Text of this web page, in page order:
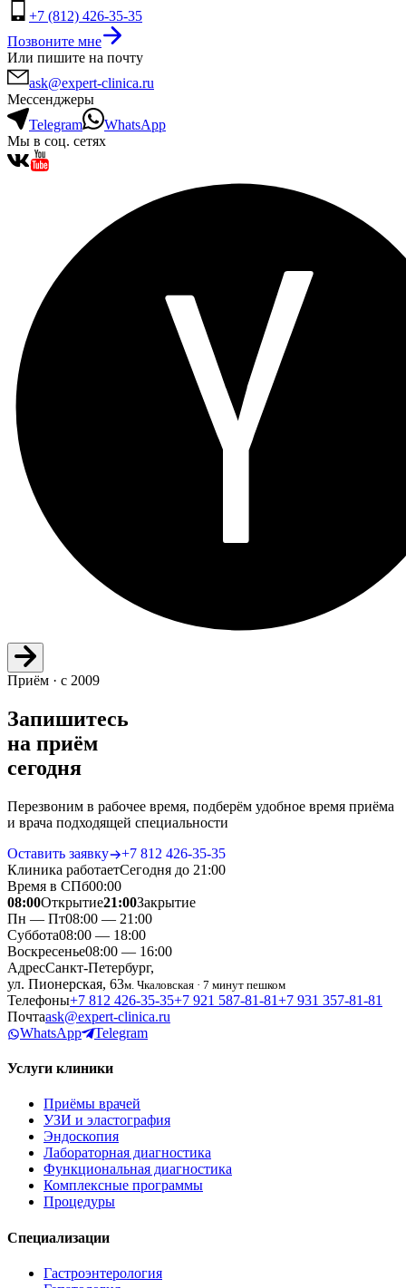
+7 (812) 426-35-35
Позвоните мне
Или пишите на почту
ask@expert-clinica.ru
Мессенджеры
Telegram
WhatsApp
Мы в соц. сетях
Приём · с 2009
Запишитесь
на приём
сегодня
Перезвоним в рабочее время, подберём удобное время приёма
и врача подходящей специальности
Оставить заявку
+7 812 426‑35‑35
Клиника работаетСегодня до 21:00
Время в СПб00:00
08:00Открытие21:00Закрытие
Пн — Пт08:00 — 21:00
Суббота08:00 — 18:00
Воскресенье08:00 — 16:00
АдресСанкт-Петербург,
ул. Пионерская, 63м. Чкаловская · 7 минут пешком
Телефоны+7 812 426‑35‑35+7 921 587‑81‑81+7 931 357‑81‑81
Почтаask@expert-clinica.ru
WhatsApp
Telegram
Услуги клиники
Приёмы врачей
УЗИ и эластография
Эндоскопия
Лабораторная диагностика
Функциональная диагностика
Комплексные программы
Процедуры
Специализации
Гастроэнтерология